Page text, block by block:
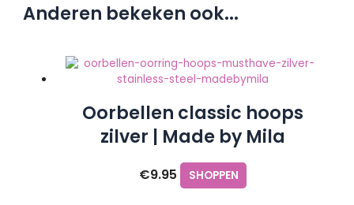
Anderen bekeken ook...
Oorbellen classic hoops
zilver | Made by Mila
€9.95 SHOPPEN